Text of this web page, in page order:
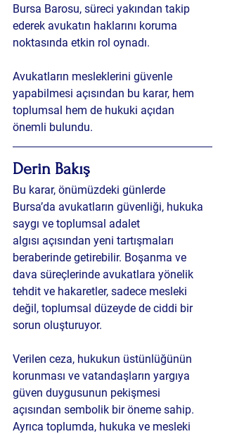
Bursa Barosu, süreci yakından takip
ederek avukatın haklarını koruma
noktasında etkin rol oynadı.
Avukatların mesleklerini güvenle
yapabilmesi açısından bu karar, hem
toplumsal hem de hukuki açıdan
önemli bulundu.
Derin Bakış
Bu karar, önümüzdeki günlerde
Bursa’da avukatların güvenliği, hukuka
saygı ve toplumsal adalet
algısı açısından yeni tartışmaları
beraberinde getirebilir. Boşanma ve
dava süreçlerinde avukatlara yönelik
tehdit ve hakaretler, sadece mesleki
değil, toplumsal düzeyde de ciddi bir
sorun oluşturuyor.
Verilen ceza, hukukun üstünlüğünün
korunması ve vatandaşların yargıya
güven duygusunun pekişmesi
açısından sembolik bir öneme sahip.
Ayrıca toplumda, hukuka ve mesleki